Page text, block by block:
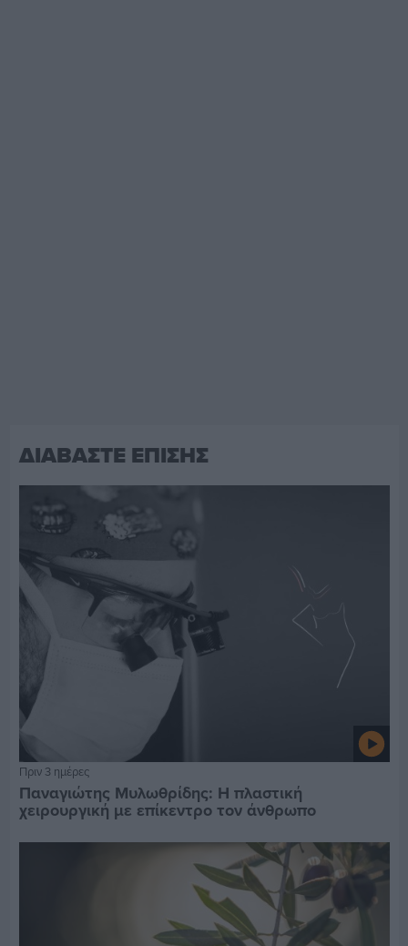
ΔΙΑΒΑΣΤΕ ΕΠΙΣΗΣ
Πριν 3 ημέρες
Παναγιώτης Μυλωθρίδης: Η πλαστική
χειρουργική με επίκεντρο τον άνθρωπο